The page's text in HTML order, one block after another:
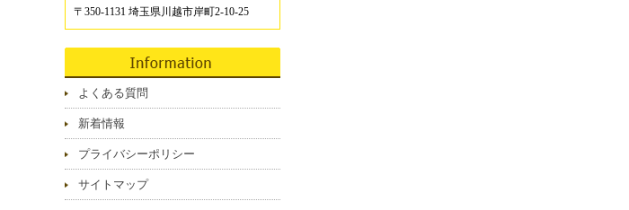
〒350-1131 埼玉県川越市岸町2-10-25
よくある質問
新着情報
プライバシーポリシー
サイトマップ